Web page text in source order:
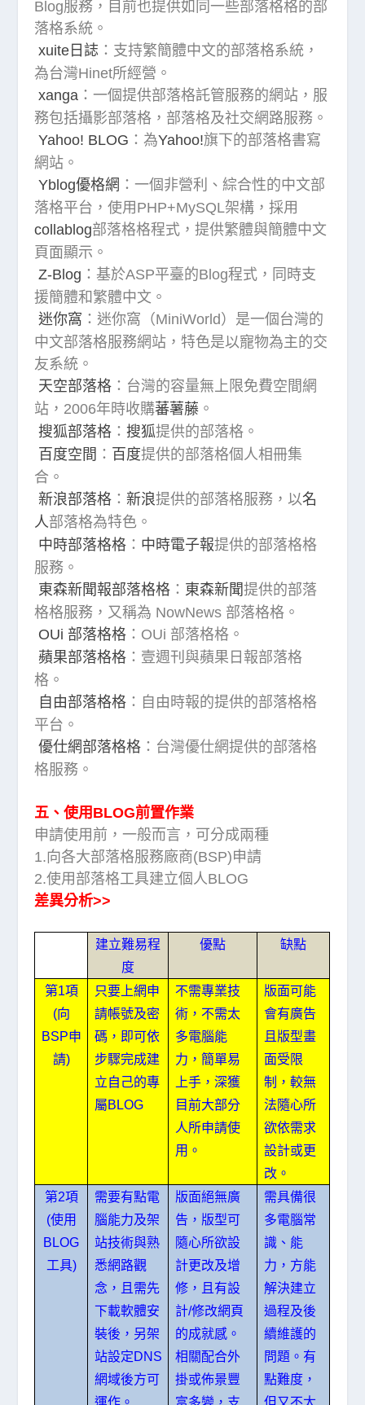
Blog服務，目前也提供如同一些部落格格的部
落格系統。
xuite日誌 ：支持繁簡體中文的部落格系統，
為台灣Hinet所經營。
xanga ：一個提供部落格託管服務的網站，服
務包括攝影部落格，部落格及社交網路服務。
Yahoo! BLOG ：為Yahoo!旗下的部落格書寫
網站。
Yblog優格網 ：一個非營利、綜合性的中文部
落格平台，使用PHP+MySQL架構，採用
collablog部落格格程式，提供繁體與簡體中文
頁面顯示。
Z-Blog ：基於ASP平臺的Blog程式，同時支
援簡體和繁體中文。
迷你窩 ：迷你窩（MiniWorld）是一個台灣的
中文部落格服務網站，特色是以寵物為主的交
友系統。
天空部落格 ：台灣的容量無上限免費空間網
站，2006年時收購蕃薯藤 。
搜狐部落格 ： 搜狐提供的部落格。
百度空間 ： 百度提供的部落格個人相冊集
合。
新浪部落格 ：新浪提供的部落格服務，以名
人部落格為特色。
中時部落格格 ： 中時電子報提供的部落格格
服務。
東森新聞報部落格格 ： 東森新聞提供的部落
格格服務，又稱為 NowNews 部落格格。
OUi 部落格格 ：OUi 部落格格。
蘋果部落格格 ：壹週刊與蘋果日報部落格
格。
自由部落格格 ：自由時報的提供的部落格格
平台。
優仕網部落格格 ：台灣優仕網提供的部落格
格服務。
五、使用BLOG前置作業
申請使用前，一般而言，可分成兩種
1.向各大部落格服務廠商(BSP)申請
2.使用部落格工具建立個人BLOG
差異分析>>
建立難易程
度
優點 缺點
第1項
(向
BSP申
請)
只要上網申
請帳號及密
碼，即可依
步驟完成建
立自己的專
屬BLOG
不需專業技
術，不需太
多電腦能
力，簡單易
上手，深獲
目前大部分
人所申請使
用。
版面可能
會有廣告
且版型畫
面受限
制，較無
法隨心所
欲依需求
設計或更
改。
第2項
(使用
BLOG
工具)
需要有點電
腦能力及架
站技術與熟
悉網路觀
念，且需先
下載軟體安
裝後，另架
站設定DNS
網域後方可
版面絕無廣
告，版型可
隨心所欲設
計更改及增
修，且有設
計/修改網頁
的成就感。
相關配合外
掛或佈景豐
需具備很
多電腦常
識、能
力，方能
解決建立
過程及後
續維護的
問題。有
點難度，